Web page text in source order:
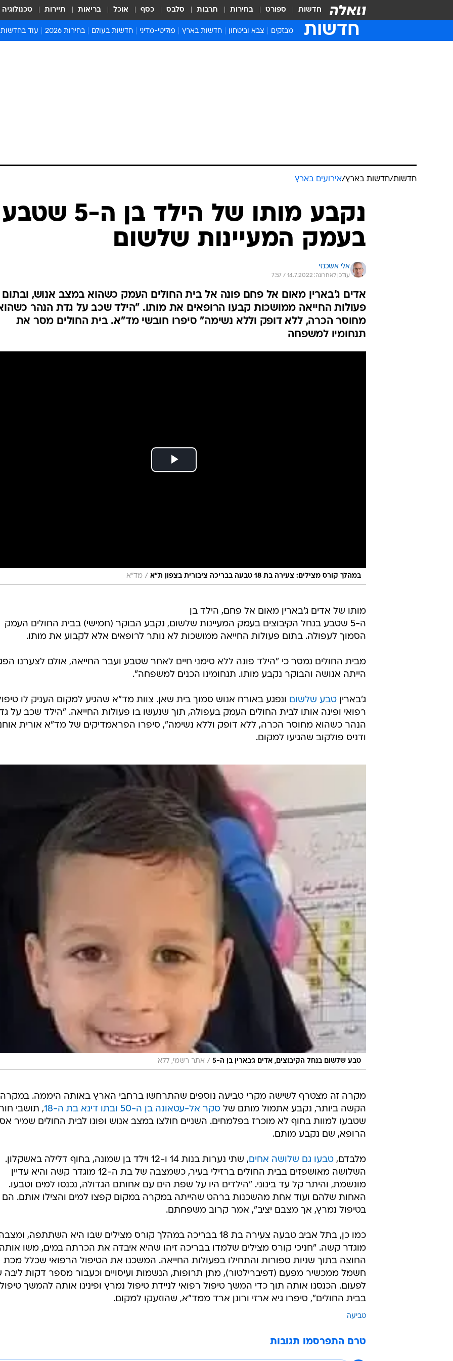
חדשות ספורט בחירות תרבות סלבס כסף אוכל בריאות תיירות טכנולוגיה
חדשות מבזקים צבא וביטחון חדשות בארץ פוליטי-מדיני חדשות בעולם בחירות 2026 עוד בחדשות
חדשות
חדשות/חדשות בארץ/אירועים בארץ
נקבע מותו של הילד בן ה-5 שטבע
בעמק המעיינות שלשום
אלי אשכנזי
עודכן לאחרונה: 14.7.2022 / 7:57
אדים ג'בארין מאום אל פחם פונה אל בית החולים העמק כשהוא במצב אנוש, ובתום
פעולות החייאה ממושכות קבעו הרופאים את מותו. "הילד שכב על גדת הנהר
מחוסר הכרה, ללא דופק וללא נשימה" סיפרו חובשי מד"א. בית החולים מסר את
תנחומיו למשפחה
במהלך קורס מצילים: צעירה בת 18 טבעה בבריכה ציבורית בצפון ת"א / מד"א
מותו של אדים ג'בארין מאום אל פחם, הילד בן
ה-5 שטבע בנחל הקיבוצים בעמק המעיינות שלשום, נקבע הבוקר (חמישי) בבית החולים העמק
הסמוך לעפולה. בתום פעולות החייאה ממושכות לא נותר לרופאים אלא לקבוע את מותו.
מבית החולים נמסר כי "הילד פונה ללא סימני חיים לאחר שטבע ועבר החייאה, אולם לצערנו
הייתה אנושה והבוקר נקבע מותו. תנחומינו הכנים למשפחה".
ג'בארין טבע שלשום ונפגע באורח אנוש סמוך בית שאן. צוות מד"א שהגיע למקום העניק לו
רפואי ופינה אותו לבית החולים העמק בעפולה, תוך שנעשו בו פעולות החייאה. "הילד שכב על
הנהר כשהוא מחוסר הכרה, ללא דופק וללא נשימה", סיפרו הפראמדיקים של מד"א אורית
ודניס פולקוב שהגיעו למקום.
טבע שלשום בנחל הקיבוצים, אדים ג'בארין בן ה-5 / אתר רשמי, ללא
מקרה זה מצטרף לשישה מקרי טביעה נוספים שהתרחשו ברחבי הארץ באותה היממה. במקרה
הקשה ביותר, נקבע אתמול מותם של סקר אל-עטאונה בן ה-50 ובתו דינא בת ה-18
, תושבי
שטבעו למוות בחוף לא מוכרז בפלמחים. השניים חולצו במצב אנוש ופונו לבית החולים שמיר
הרופא, שם נקבע מותם.
מלבדם, טבעו גם שלושה אחים
, שתי נערות בנות 14 ו-12 וילד בן שמונה, בחוף דלילה באשקלון.
השלושה מאושפזים בבית החולים ברזילי בעיר, כשמצבה של בת ה-12 מוגדר קשה והיא עדיין
מונשמת, והיתר קל עד בינוני. "הילדים היו על שפת הים עם אחותם הגדולה, נכנסו למים וטבעו.
האחות שלהם ועוד אחת מהשכנות ברהט שהייתה במקרה במקום קפצו למים והצילו אותם. הם
בטיפול נמרץ, אך מצבם יציב", אמר קרוב משפחתם.
כמו כן, בתל אביב טבעה צעירה בת 18 בבריכה במהלך קורס מצילים שבו היא השתתפה,
מוגדר קשה. "חניכי קורס מצילים שלמדו בבריכה זיהו שהיא איבדה את הכרתה במים, משו
החוצה בתוך שניות ספורות והתחילו בפעולות החייאה. המשכנו את הטיפול הרפואי שכלל מכת
חשמל ממכשיר מפעם (דפיברילטור), מתן תרופות, הנשמות ועיסויים וכעבור מספר דקות ליבה
לפעום. הכנסנו אותה תוך כדי המשך טיפול רפואי לניידת טיפול נמרץ ופינינו אותה להמשך טיפול
בבית החולים", סיפרו גיא ארזי ורונן ארד ממד"א, שהוזעקו למקום.
טביעה
טרם התפרסמו תגובות